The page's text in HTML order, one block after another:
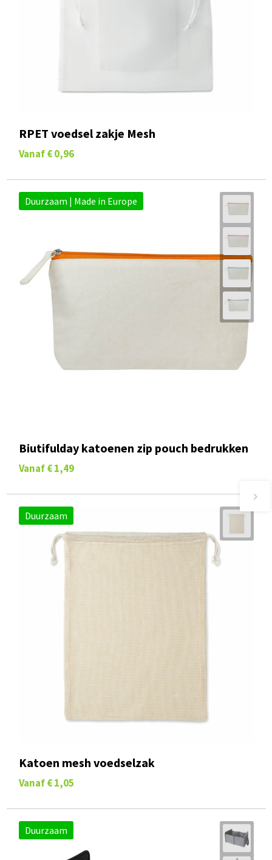
RPET voedsel zakje Mesh
Vanaf € 0,96
Duurzaam | Made in Europe
Biutifulday katoenen zip pouch bedrukken
Vanaf € 1,49
Duurzaam
Katoen mesh voedselzak
Vanaf € 1,05
Duurzaam